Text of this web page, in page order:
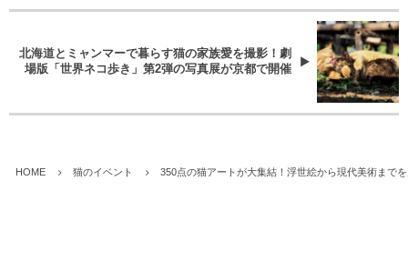
北海道とミャンマーで暮らす猫の家族愛を撮影！劇
場版「世界ネコ歩き」第2弾の写真展が京都で開催
HOME 猫のイベント 350点の猫アートが大集結！浮世絵から現代美術まで